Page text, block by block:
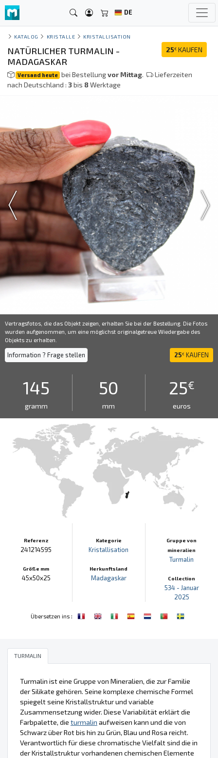
DE
KATALOG KRISTALLE KRISTALLISATION
25€ KAUFEN
NATÜRLICHER TURMALIN -
MADAGASKAR
Versand heute bei Bestellungvor Mittag.
Lieferzeiten
nach Deutschland : 3bis 8Werktage
Vertragsfotos, die das Objekt zeigen, erhalten Sie bei der Bestellung. Die Fotos
wurden aufgenommen, um eine möglichst originalgetreue Wiedergabe des
Objekts zu erhalten.
Information ? Frage stellen 25€ KAUFEN
145
gramm
50
mm
25€
euros
Referenz
241214595
Größe mm
45x50x25
Kategorie
Kristallisation
Herkunftsland
Madagaskar
Gruppe von
mineralien
Turmalin
Collection
534 - Januar
2025
Übersetzen ins:
TURMALIN
Turmalin ist eine Gruppe von Mineralien, die zur Familie
der Silikate gehören. Seine komplexe chemische Formel
spiegelt seine Kristallstruktur und variable
Zusammensetzung wider. Diese Variabilität erklärt die
Farbpalette, die turmalin aufweisen kann und die von
Schwarz über Rot bis hin zu Grün, Blau und Rosa reicht.
Verantwortlich für diese chromatische Vielfalt sind die in
der Kristallstruktur vorhandenen chemischen Elemente